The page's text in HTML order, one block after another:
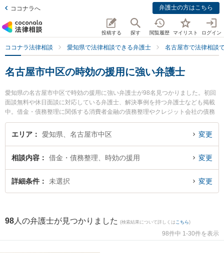
ココナラへ 弁護士の方はこちら
投稿する 探す 閲覧履歴 マイリスト ログイン
ココナラ法律相談 愛知県で法律相談できる弁護士 名古屋市で法律相談
名古屋市中区の時効の援用に強い弁護士
愛知県の名古屋市中区で時効の援用に強い弁護士が98名見つかりました。初回
面談無料や休日面談に対応している弁護士、解決事例を持つ弁護士なども掲載
中。借金・債務整理に関係する消費者金融の債務整理やクレジット会社の債務
整理、リボ払いの債務整理等の細かな分野での絞り込み検索もでき便利です。
特に弁護士法人村上・加藤・野口法律事務所の野口 新弁護士や名古屋丸の内法
日や夜間に発生した時効の援用のトラブルを今すぐに弁護士に相談したい』
『時効の援用のトラブル解決の実績豊富な近くの弁護士を検索したい』『初回
相談無料で時効の援用を法律相談できる名古屋市中区内の弁護士に相談予約し
エリア 愛知県、名古屋市中区 変更
相談内容 借金・債務整理、時効の援用 変更
詳細条件 未選択 変更
98 人の弁護士が見つかりました (検索結果について詳しくは こちら)
98件中 1-30件を表示